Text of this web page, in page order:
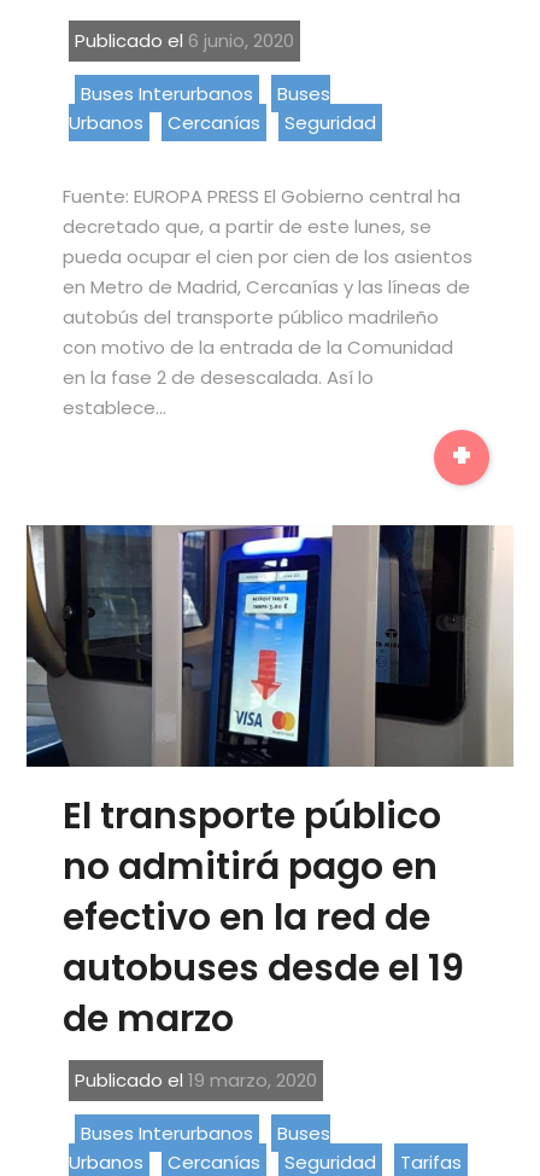
Publicado el 6 junio, 2020
Buses Interurbanos
Buses
Urbanos
Cercanías Seguridad
Fuente: EUROPA PRESS El Gobierno central ha
decretado que, a partir de este lunes, se
pueda ocupar el cien por cien de los asientos
en Metro de Madrid, Cercanías y las líneas de
autobús del transporte público madrileño
con motivo de la entrada de la Comunidad
en la fase 2 de desescalada. Así lo
establece…
+
El transporte público
no admitirá pago en
efectivo en la red de
autobuses desde el 19
de marzo
Publicado el19 marzo, 2020
Buses Interurbanos
Buses
Urbanos
Cercanías Seguridad Tarifas